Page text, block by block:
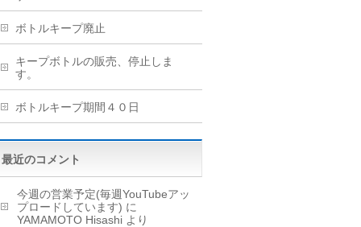
ボトルキープ廃止
キープボトルの販売、停止しま
す。
ボトルキープ期間４０日
最近のコメント
今週の営業予定(毎週YouTubeアッ
プロードしています) に
YAMAMOTO Hisashi より